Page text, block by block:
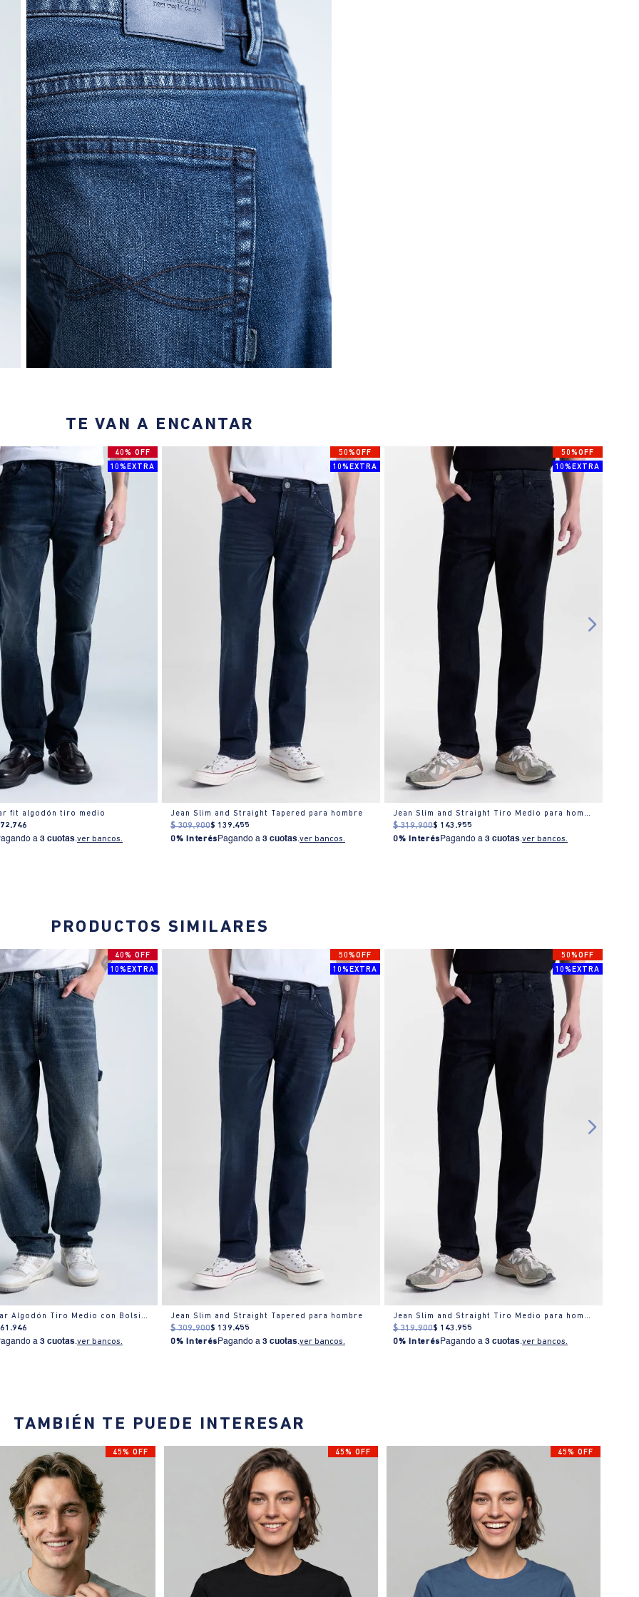
TE VAN A ENCANTAR
40% OFF
10%EXTRA
fit algodón tiro medio
.746
a3 cuotas.ver bancos.
50%OFF
10%EXTRA
Jean Slim and Straight Tapered para hombre
$ 309.900$ 139.455
0% Interés Pagando a3 cuotas.ver bancos.
50%OFF
10%EXTRA
Jean Slim and Straight Tiro Medio para hombre
$ 319.900$ 143 .955
0% Interés Pagando a3 cuotas.ver bancos.
PRODUCTOS SIMILARES
40% OFF
10%EXTRA
Jeans Regular Algodón Tiro Medio con Bolsillo Cargo
.946
a3 cuotas.ver bancos.
50%OFF
10%EXTRA
Jean Slim and Straight Tapered para hombre
$ 309.900$ 139.455
0% Interés Pagando a3 cuotas.ver bancos.
50%OFF
10%EXTRA
Jean Slim and Straight Tiro Medio para hombre
$ 319.900$ 143 .955
0% Interés Pagando a3 cuotas.ver bancos.
TAMBIÉN TE PUEDE INTERESAR
45% OFF 45% OFF 45% OFF